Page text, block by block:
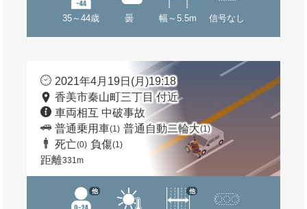
35～44歳 曇 幅～5.5m 信号なし
2021年4月19日(月)19:18
香美市秦山町三丁目 付近
車両相互 中破事故
普通乗用車(1) 普通自動二輪大(1)
死亡(0) 負傷(1)
距離331m
他 他